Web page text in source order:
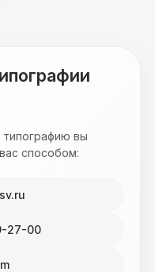
типографию вы
способом:
27-00